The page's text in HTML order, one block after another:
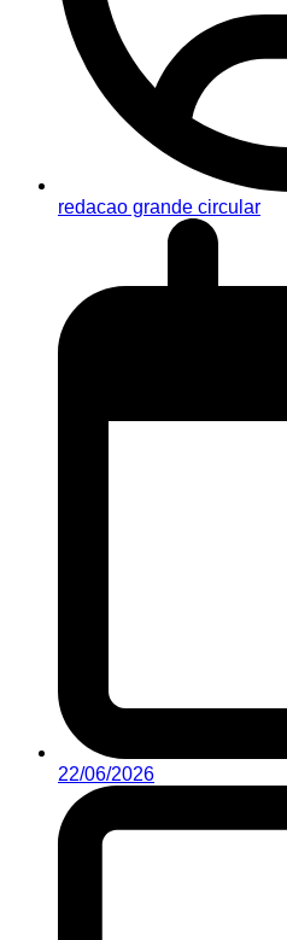
redacao grande circular
22/06/2026